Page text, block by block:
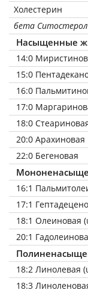
Холестерин
бета Ситостерол
Насыщенные
14:0
15:0
16:0
17:0
18:0
20:0 Арахиновая
22:0 Бегеновая
16:1
17:1
18:1 Олеиновая
20:1
18:2 Линолевая
18:3